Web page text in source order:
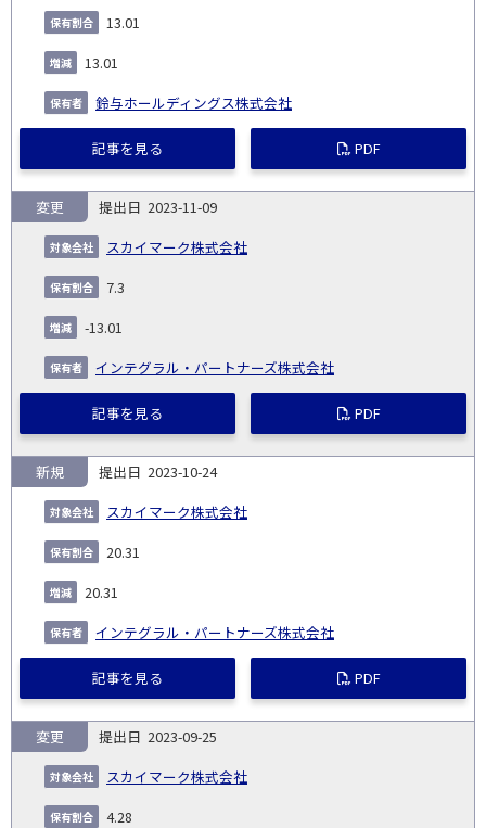
13.01
13.01
鈴与ホールディングス株式会社
記事を見る PDF
2023-11-09
スカイマーク株式会社
変更
7.3
-13.01
インテグラル・パートナーズ株式会社
記事を見る PDF
2023-10-24
スカイマーク株式会社
新規
20.31
20.31
インテグラル・パートナーズ株式会社
記事を見る PDF
2023-09-25
スカイマーク株式会社
変更
4.28